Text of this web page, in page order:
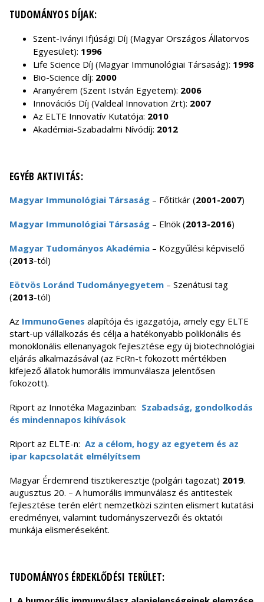
TUDOMÁNYOS DÍJAK:
Szent-Iványi Ifjúsági Díj (Magyar Országos Állatorvos
Egyesület): 1996
Life Science Díj (Magyar Immunológiai Társaság): 1998
Bio-Science díj: 2000
Aranyérem (Szent István Egyetem): 2006
Innovációs Díj (Valdeal Innovation Zrt): 2007
Az ELTE Innovatív Kutatója: 2010
Akadémiai-Szabadalmi Nívódíj: 2012
EGYÉB AKTIVITÁS:
Magyar Immunológiai Társaság – Főtitkár (2001-2007)
Magyar Immunológiai Társaság – Elnök (2013-2016)
Magyar Tudományos Akadémia – Közgyűlési képviselő
(2013-tól)
Eötvös Loránd Tudományegyetem – Szenátusi tag
(2013-tól)
Az ImmunoGenes alapítója és igazgatója, amely egy ELTE
start-up vállalkozás és célja a hatékonyabb poliklonális és
monoklonális ellenanyagok fejlesztése egy új biotechnológiai
eljárás alkalmazásával (az FcRn-t fokozott mértékben
kifejező állatok humorális immunválasza jelentősen
fokozott).
Riport az Innotéka Magazinban: Szabadság, gondolkodás
és minden­napos kihívások
Riport az ELTE-n: Az a célom, hogy az egyetem és az
ipar kapcsolatát elmélyítsem
Magyar Érdemrend tisztikeresztje (polgári tagozat) 2019.
augusztus 20. – A humorális immunválasz és antitestek
fejlesztése terén elért nemzetközi szinten elismert kutatási
eredményei, valamint tudományszervezői és oktatói
munkája elismeréseként.
TUDOMÁNYOS ÉRDEKLŐDÉSI TERÜLET: